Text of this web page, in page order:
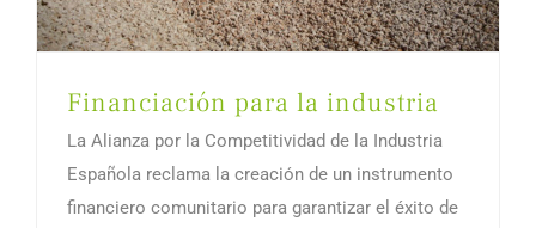
Financiación para la industria
La Alianza por la Competitividad de la Industria
Española reclama la creación de un instrumento
financiero comunitario para garantizar el éxito de